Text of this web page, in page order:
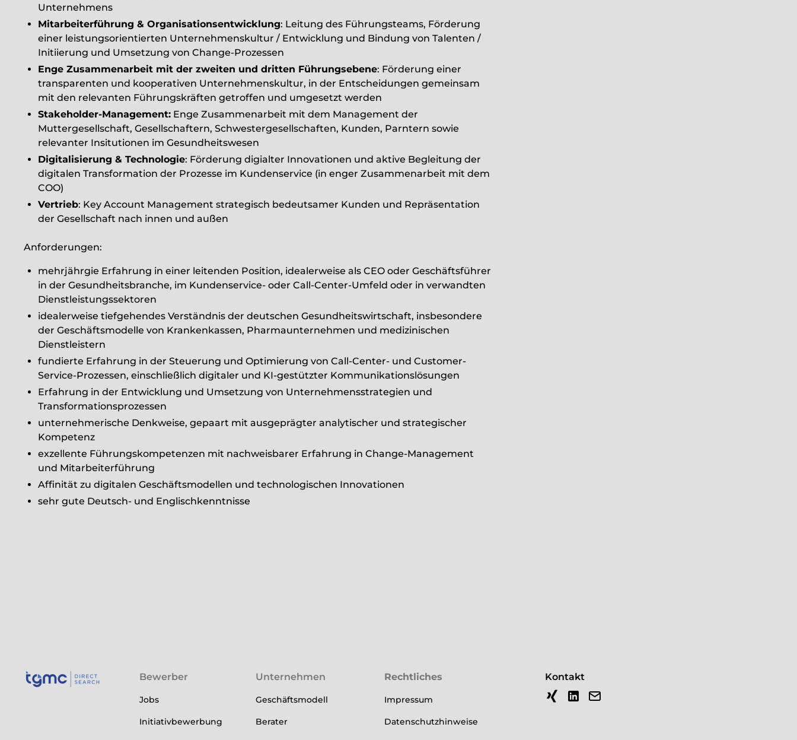
Unternehmens
Mitarbeiterführung & Organisationsentwicklung: Leitung des Führungsteams, Förderung
einer leistungsorientierten Unternehmenskultur / Entwicklung und Bindung von Talenten /
Initiierung und Umsetzung von Change-Prozessen
Enge Zusammenarbeit mit der zweiten und dritten Führungsebene: Förderung einer
transparenten und kooperativen Unternehmenskultur, in der Entscheidungen gemeinsam
mit den relevanten Führungskräften getroffen und umgesetzt werden
Stakeholder-Management: Enge Zusammenarbeit mit dem Management der
Muttergesellschaft, Gesellschaftern, Schwestergesellschaften, Kunden, Parntern sowie
relevanter Insitutionen im Gesundheitswesen
Digitalisierung & Technologie: Förderung digialter Innovationen und aktive Begleitung der
digitalen Transformation der Prozesse im Kundenservice (in enger Zusammenarbeit mit dem
COO)
Vertrieb: Key Account Management strategisch bedeutsamer Kunden und Repräsentation
der Gesellschaft nach innen und außen
Anforderungen:
mehrjährgie Erfahrung in einer leitenden Position, idealerweise als CEO oder Geschäftsführer
in der Gesundheitsbranche, im Kundenservice- oder Call-Center-Umfeld oder in verwandten
Dienstleistungssektoren
idealerweise tiefgehendes Verständnis der deutschen Gesundheitswirtschaft, insbesondere
der Geschäftsmodelle von Krankenkassen, Pharmaunternehmen und medizinischen
Dienstleistern
fundierte Erfahrung in der Steuerung und Optimierung von Call-Center- und Customer-
Service-Prozessen, einschließlich digitaler und KI-gestützter Kommunikationslösungen
Erfahrung in der Entwicklung und Umsetzung von Unternehmensstrategien und
Transformationsprozessen
unternehmerische Denkweise, gepaart mit ausgeprägter analytischer und strategischer
Kompetenz
exzellente Führungskompetenzen mit nachweisbarer Erfahrung in Change-Management
und Mitarbeiterführung
Affinität zu digitalen Geschäftsmodellen und technologischen Innovationen
sehr gute Deutsch- und Englischkenntnisse
Bewerber
Jobs
Initiativbewerbung
Unternehmen
Geschäftsmodell
Berater
Rechtliches
Impressum
Datenschutzhinweise
Kontakt